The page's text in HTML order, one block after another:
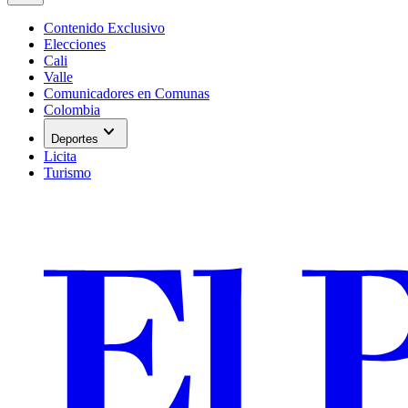
Contenido Exclusivo
Elecciones
Cali
Valle
Comunicadores en Comunas
Colombia
Deportes expand_more
Licita
Turismo